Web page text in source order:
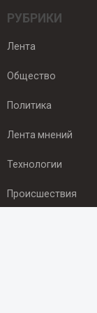
РУБРИКИ
Лента
Общество
Политика
Лента мнений
Технологии
Происшествия